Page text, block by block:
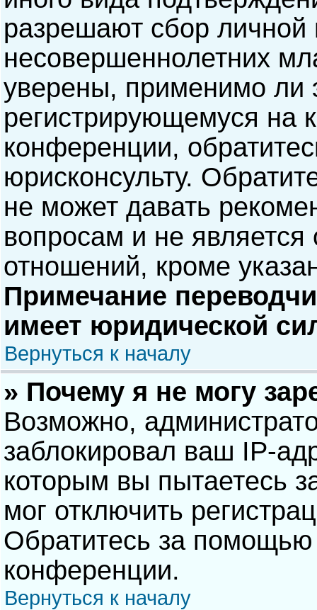
разрешают сбор
несовершеннолетних
уверены, применимо ли
регистрирующемуся на
конференции,
юрисконсульту.
не может давать
вопросам и не
отношений, кроме
Примечание
имеет юридической
Вернуться к началу
» Почему я не могу
Возможно,
заблокировал ваш IP-
которым вы пытаетесь
мог отключить
Обратитесь за помощью
конференции.
Вернуться к началу